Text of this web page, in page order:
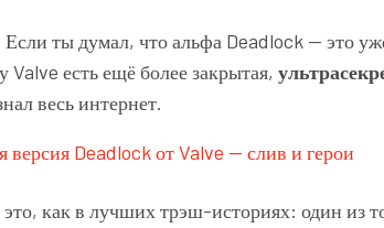
ты думал, что альфа Deadlock — это
Valve есть ещё более закрытая,
весь интернет.
как в лучших трэш-историях: один из